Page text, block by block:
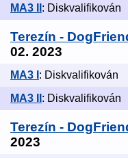
MA3 II : Diskvalifikován
Terezín -
02. 2023
MA3 I : Diskvalifikován
MA3 II : Diskvalifikován
Terezín -
2023